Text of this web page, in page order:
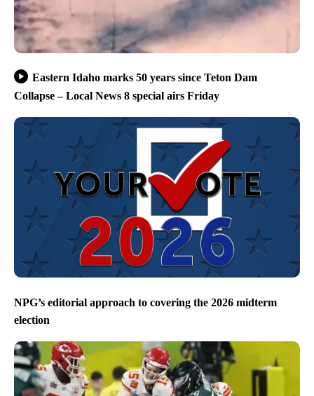
Eastern Idaho marks 50 years since Teton Dam
Collapse – Local News 8 special airs Friday
NPG’s editorial approach to covering the 2026 midterm
election